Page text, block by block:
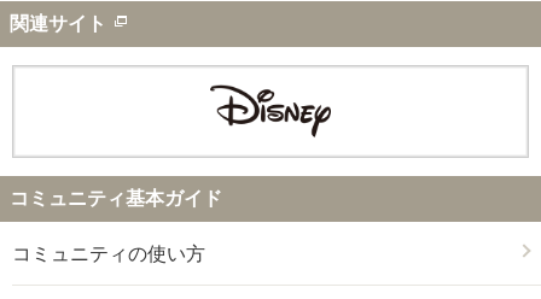
関連サイト
コミュニティ基本ガイド
コミュニティの使い方